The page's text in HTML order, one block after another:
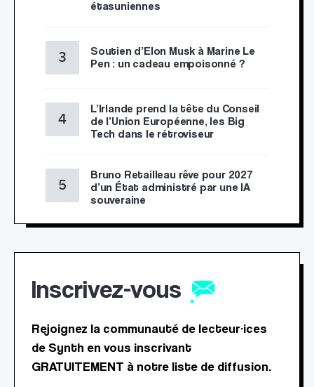
étasuniennes
Soutien d’Elon Musk à Marine Le
Pen : un cadeau empoisonné ?
L’Irlande prend la tête du Conseil
de l’Union Européenne, les Big
Tech dans le rétroviseur
Bruno Retailleau rêve pour 2027
d’un État administré par une IA
souveraine
Inscrivez-vous
Rejoignez la communauté de lecteur·ices
de Synth en vous inscrivant
GRATUITEMENT à notre liste de diffusion.